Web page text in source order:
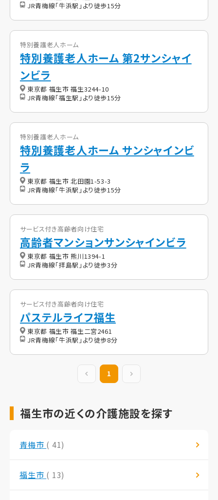
JR青梅線「牛浜駅」より徒歩15分
特別養護老人ホーム
特別養護老人ホーム 第2サンシャイ
ンビラ
東京都 福生市 福生3244-10
JR青梅線「福生駅」より徒歩15分
特別養護老人ホーム
特別養護老人ホーム サンシャインビ
ラ
東京都 福生市 北田園1-53-3
JR青梅線「牛浜駅」より徒歩15分
サービス付き高齢者向け住宅
高齢者マンションサンシャインビラ
東京都 福生市 熊川1394-1
JR青梅線「拝島駅」より徒歩3分
サービス付き高齢者向け住宅
パステルライフ福生
東京都 福生市 福生二宮2461
JR青梅線「牛浜駅」より徒歩8分
前の20件
1
福生市の近くの介護施設を探す
青梅市 ( 41)
福生市 ( 13)